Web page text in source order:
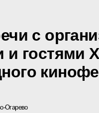
с
и гостями
Огарево